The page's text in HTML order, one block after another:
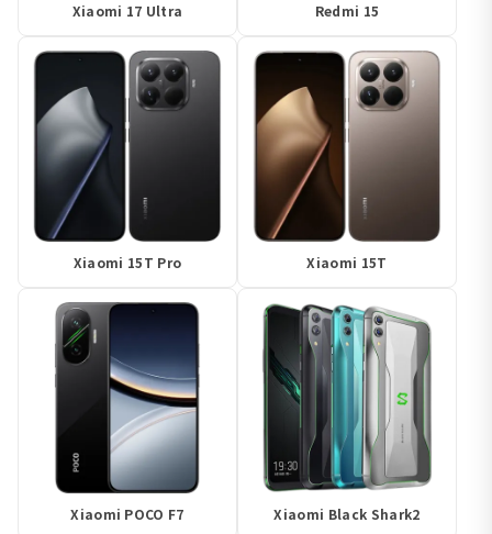
Xiaomi 17 Ultra Redmi 15
Xiaomi 15T Pro Xiaomi 15T
Xiaomi POCO F7 Xiaomi Black Shark2